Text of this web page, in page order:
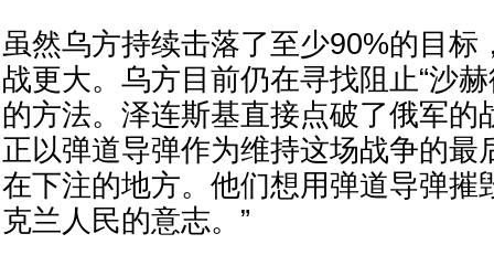
虽然乌方持续击落了至少90%的目标
战更大。乌方目前仍在寻找阻止“沙
的方法。泽连斯基直接点破了俄军的
正以弹道导弹作为维持这场战争的最
在下注的地方。他们想用弹道导弹摧
克兰人民的意志。”